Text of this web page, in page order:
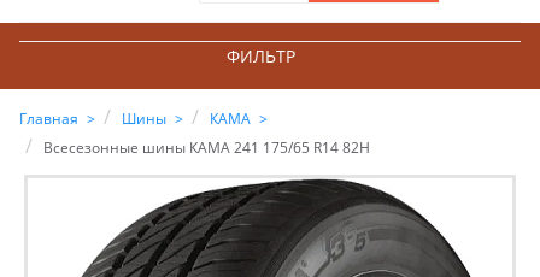
ФИЛЬТР
Главная Шины
КАМА
Всесезонные шины КАМА 241 175/65 R14 82H